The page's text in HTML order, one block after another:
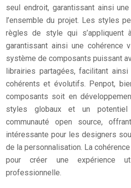
seul endroit, garantissant ainsi
l’ensemble du projet. Les styles
règles de style qui s’appliquent
garantissant ainsi une cohérence
système de composants puissant
librairies partagées, facilitant
cohérents et évolutifs. Penpot,
composants soit en
styles globaux et un potentiel
communauté open source,
intéressante pour les designers
de la personnalisation. La
pour créer une expérience
professionnelle.